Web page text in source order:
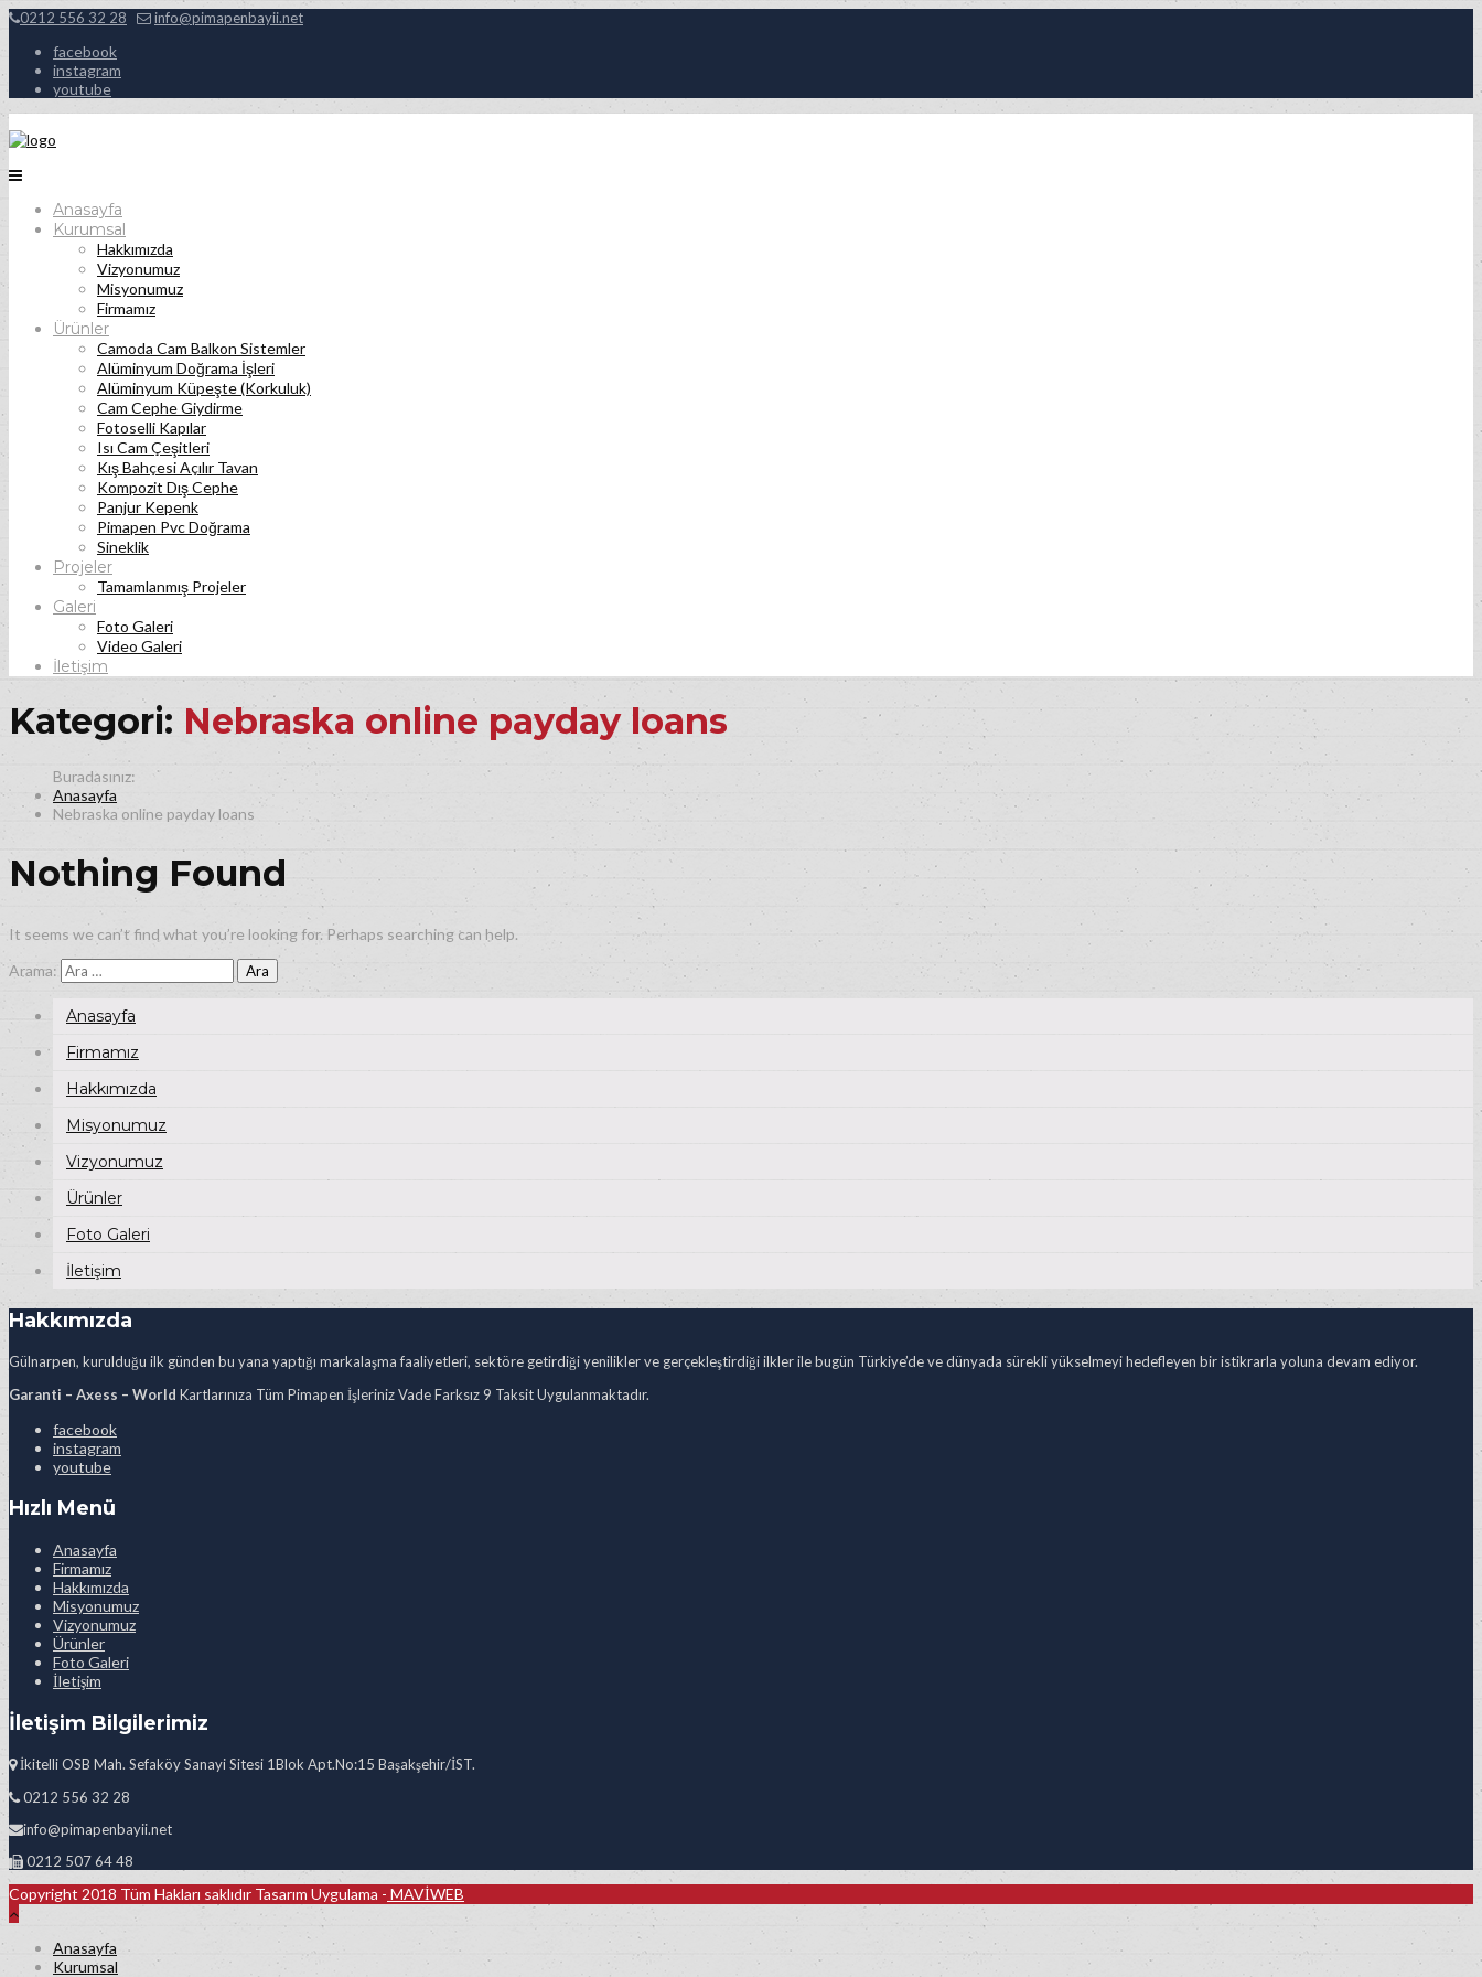
0212 556 32 28 info@pimapenbayii.net
facebook
instagram
youtube
Anasayfa
Kurumsal
Hakkımızda
Vizyonumuz
Misyonumuz
Firmamız
Ürünler
Camoda Cam Balkon Sistemler
Alüminyum Doğrama İşleri
Alüminyum Küpeşte (Korkuluk)
Cam Cephe Giydirme
Fotoselli Kapılar
Isı Cam Çeşitleri
Kış Bahçesi Açılır Tavan
Kompozit Dış Cephe
Panjur Kepenk
Pimapen Pvc Doğrama
Sineklik
Projeler
Tamamlanmış Projeler
Galeri
Foto Galeri
Video Galeri
İletişim
Kategori: Nebraska online payday loans
Anasayfa
Nebraska online payday loans
Nothing Found
It seems we can’t find what you’re looking for. Perhaps searching can help.
Arama:
Anasayfa
Firmamız
Hakkımızda
Misyonumuz
Vizyonumuz
Ürünler
Foto Galeri
İletişim
Hakkımızda
Gülnarpen, kurulduğu ilk günden bu yana yaptığı markalaşma faaliyetleri, sektöre getirdiği yenilikler ve gerçekleştirdiği ilkler ile bugün Türkiye’de ve dünyada sürekli yükselmeyi hedefleyen bir istikrarla yoluna devam ediyor.
Garanti – Axess – World Kartlarınıza Tüm Pimapen İşleriniz Vade Farksız 9 Taksit Uygulanmaktadır.
facebook
instagram
youtube
Hızlı Menü
Anasayfa
Firmamız
Hakkımızda
Misyonumuz
Vizyonumuz
Ürünler
Foto Galeri
İletişim
İletişim Bilgilerimiz
İkitelli OSB Mah. Sefaköy Sanayi Sitesi 1Blok Apt.No:15 Başakşehir/İST.
0212 556 32 28
info@pimapenbayii.net
0212 507 64 48
Copyright 2018 Tüm Hakları saklıdır Tasarım Uygulama - MAVİWEB
Anasayfa
Kurumsal